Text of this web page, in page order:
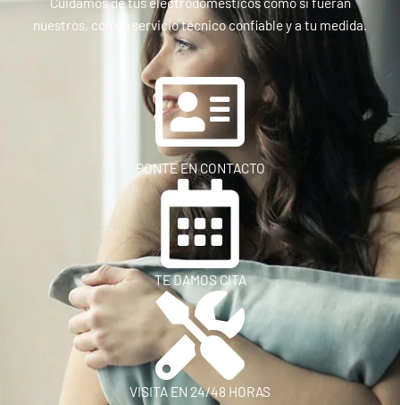
nuestros, con un servicio técnico confiable y a tu medida.
PONTE EN CONTACTO
TE DAMOS CITA
VISITA EN 24/48 HORAS